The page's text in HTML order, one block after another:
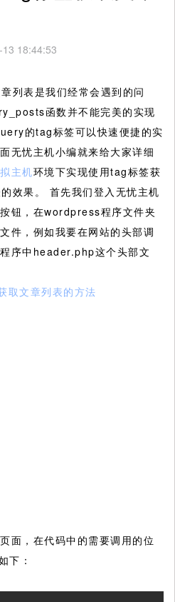
18:44:53
列表是我们经常会遇到的问
函数并不能完美的实现
的tag标签可以快速便捷的实
无忧主机小编就来给大家详细
主机环境下实现使用tag标签获
效果。
首先我们登入无忧主机
钮，在wordpress程序文件夹
件，例如我要在网站的头部调
序中header.php这个头部文
面，在代码中的需要调用的位
下：